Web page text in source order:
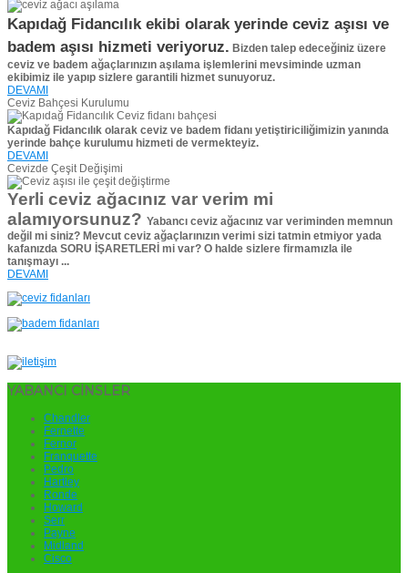
Kapıdağ Fidancılık ekibi olarak yerinde ceviz aşısı ve
badem aşısı hizmeti veriyoruz. Bizden talep edeceğiniz üzere
ceviz ve badem ağaçlarınızın aşılama işlemlerini mevsiminde uzman
ekibimiz ile yapıp sizlere garantili hizmet sunuyoruz.
DEVAMI
Ceviz Bahçesi Kurulumu
Kapıdağ Fidancılık olarak ceviz ve badem fidanı yetiştiriciliğimizin yanında
yerinde bahçe kurulumu hizmeti de vermekteyiz.
DEVAMI
Cevizde Çeşit Değişimi
Yerli ceviz ağacınız var verim mi
alamıyorsunuz? Yabancı ceviz ağacınız var veriminden memnun
değil mi siniz? Mevcut ceviz ağaçlarınızın verimi sizi tatmin etmiyor yada
kafanızda SORU İŞARETLERİ mi var? O halde sizlere firmamızla ile
tanışmayı ...
DEVAMI
YABANCI CİNSLER
Chandler
Fernette
Fernor
Franquette
Pedro
Hartley
Ronde
Howard
Serr
Payne
Midland
Cisco